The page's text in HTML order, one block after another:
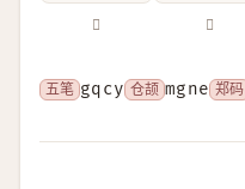
𤥜 𤥞
五笔 gqcy 仓颉 mgne 郑码